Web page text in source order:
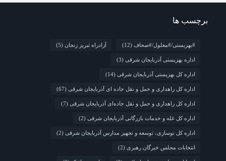
برچسب ها
#بهزیستی/#معلول/#صحاف (12) آزادراه تبریز زنجان (5)
اداره بهزیستی آذربایجان شرقی (3)
اداره کل بهزیستی آذربایجان شرقی (14)
اداره کل راهداری و حمل و نقل جاده ای آذربایجان شرقی (67)
اداره کل راهداری و حمل و نقل جاده‌ای آذربایجان شرقی (7)
اداره کل غله و خدمات بازرگانی آذربایجان شرقی (2)
اداره کل نوسازی، توسعه و تجهیز مدارس آذربایجان شرقی (2)
انتخابات مجلس خبرگان رهبری (2)